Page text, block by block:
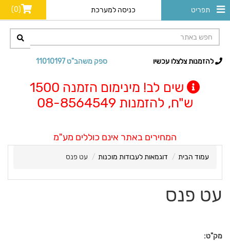
תפריט כניסה למערכת (0)
ספק משהב"ט 11010197 להזמנות צלצלו עכשיו
שים לב! מינימום הזמנה 1500
ש"ח, להזמנות 08-8564549
המחירים באתר אינם כוללים מע"מ
עמוד הבית דוגמאות לעבודות מוכנות עט פנס
עט פנס
מק"ט: